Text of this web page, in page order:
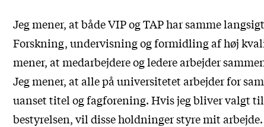
Jeg mener, at både VIP og TAP har samme
Forskning, undervisning og formidling af høj
mener, at medarbejdere og ledere arbejder
Jeg mener, at alle på universitetet arbejder for
uanset titel og fagforening. Hvis jeg bliver valgt til
bestyrelsen, vil disse holdninger styre mit arbejde.